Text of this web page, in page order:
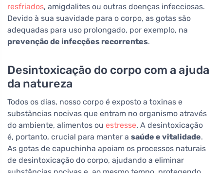
resfriados, amigdalites ou outras doenças infecciosas.
Devido à sua suavidade para o corpo, as gotas são
adequadas para uso prolongado, por exemplo, na
prevenção de infecções recorrentes.
Desintoxicação do corpo com a ajuda
da natureza
Todos os dias, nosso corpo é exposto a toxinas e
substâncias nocivas que entram no organismo através
do ambiente, alimentos ou estresse. A desintoxicação
é, portanto, crucial para manter a saúde e vitalidade.
As gotas de capuchinha apoiam os processos naturais
de desintoxicação do corpo, ajudando a eliminar